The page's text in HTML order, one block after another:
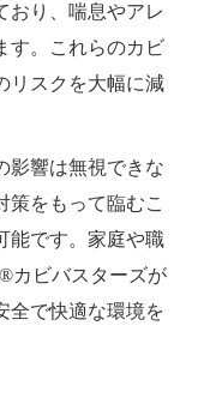
おり、喘息やアレ
す。これらのカビ
リスクを大幅に減
影響は無視できな
策をもって臨むこ
能です。家庭や職
カビバスターズが
全で快適な環境を